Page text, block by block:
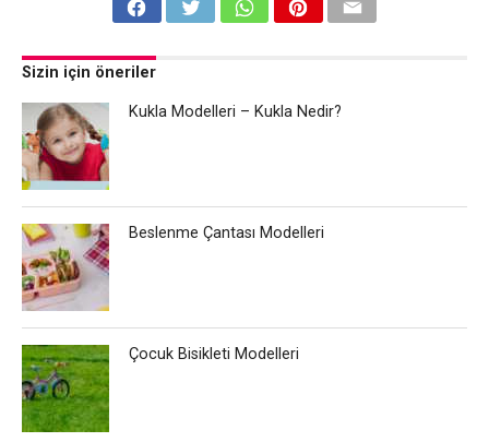
Sizin için öneriler
Kukla Modelleri – Kukla Nedir?
Beslenme Çantası Modelleri
Çocuk Bisikleti Modelleri